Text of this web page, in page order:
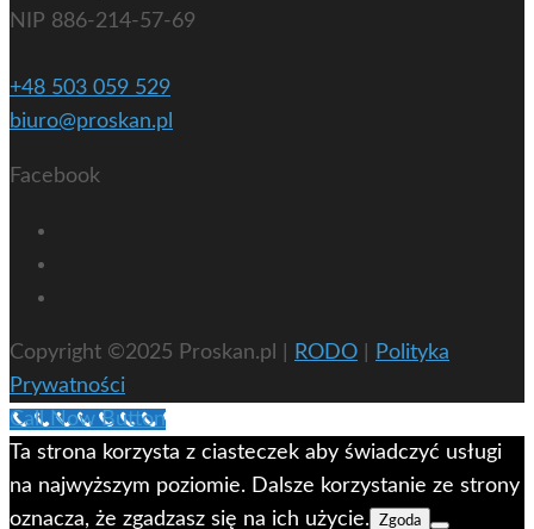
NIP 886-214-57-69
+48 503 059 529
biuro@proskan.pl
Facebook
Copyright ©2025 Proskan.pl | RODO
Polityka
Prywatności
Call Now Button
Ta strona korzysta z ciasteczek aby świadczyć usługi
na najwyższym poziomie. Dalsze korzystanie ze strony
oznacza, że zgadzasz się na ich użycie. Zgoda